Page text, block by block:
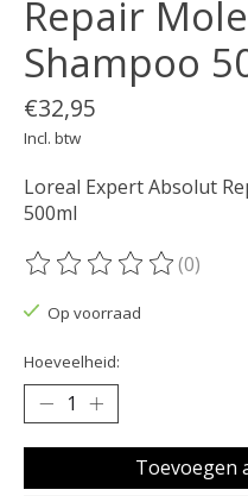
Repair
Shampoo
€32,95
Incl. btw
Loreal Expert Absolut
500ml
De beoordeling van dit
(0)
Op voorraad
Hoeveelheid:
Toevoegen